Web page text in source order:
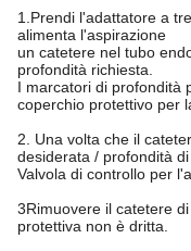
1.Prendi l'adattatore a
alimenta l'aspirazione
un catetere nel tubo
profondità richiesta.
I marcatori di profondità
coperchio protettivo per
2. Una volta che il
desiderata / profondità
Valvola di controllo per
3Rimuovere il catetere
protettiva non è dritta.